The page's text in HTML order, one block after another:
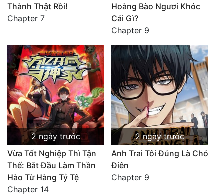
Thành Thật Rồi!
Chapter 7
Hoàng Bào Ngươi Khóc
Cái Gì?
Chapter 9
2 ngày trước
Vừa Tốt Nghiệp Thì Tận
Thế: Bắt Đầu Làm Thần
Hào Từ Hàng Tỷ Tệ
Chapter 14
2 ngày trước
Anh Trai Tôi Đúng Là Chó
Điên
Chapter 9